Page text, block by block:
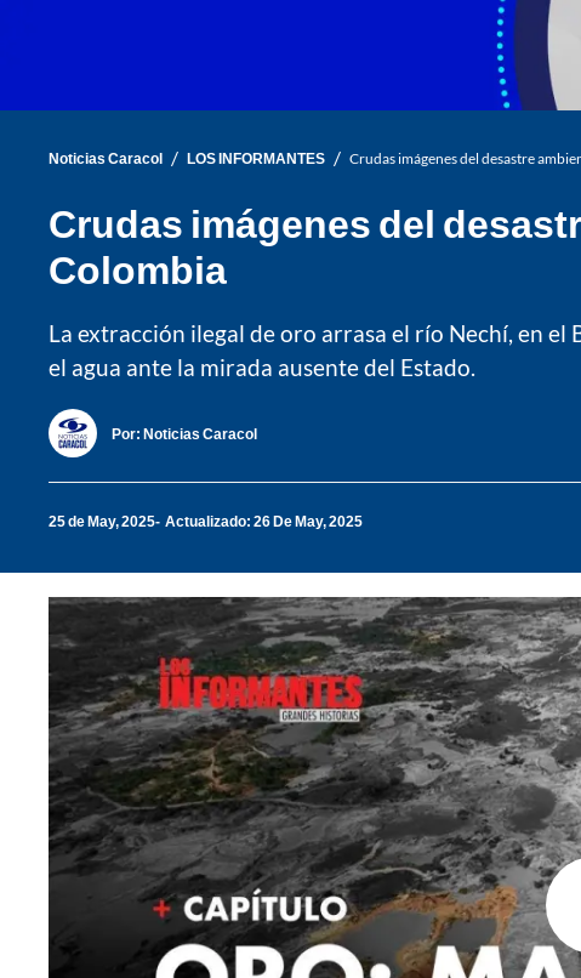
Noticias Caracol / LOS INFORMANTES / Crudas imágenes del desastre
Crudas imágenes del
Colombia
La extracción ilegal de oro arrasa el río Nechí, en
el agua ante la mirada ausente del Estado.
Por: Noticias Caracol
25 de May, 2025 Actualizado: 26 De May, 2025